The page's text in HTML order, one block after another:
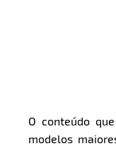
O conteúdo
modelos